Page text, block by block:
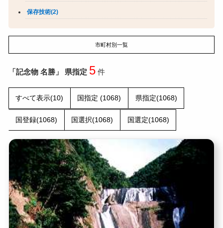
保存技術(2)
市町村別一覧
「記念物 名勝」 県指定 5件
すべて表示(10) 国指定 (1068) 県指定(1068)
国登録(1068) 国選択(1068) 国選定(1068)